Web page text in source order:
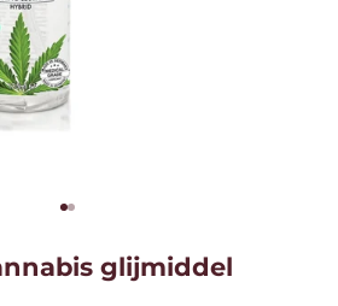
Naar artikel 1
Naar artikel 2
glijmiddel